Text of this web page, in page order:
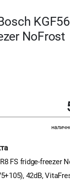
NoFrost
FS fridge-freezer
42dB,